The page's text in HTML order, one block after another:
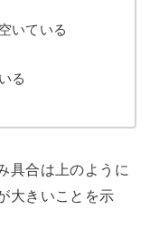
いている
る
具合は上のように
大きいことを示